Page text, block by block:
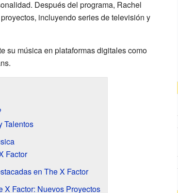
Después del programa, Rachel
incluyendo series de televisión y
su música en plataformas digitales como
Talentos
Factor
en The X Factor
X Factor: Nuevos Proyectos